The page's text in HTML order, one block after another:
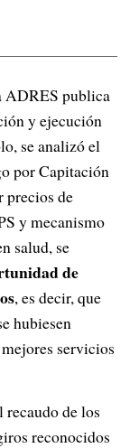
ADRES publica
y ejecución
se analizó el
por Capitación
precios de
y mecanismo
salud, se
de
, es decir, que
hubiesen
servicios
de los
reconocidos